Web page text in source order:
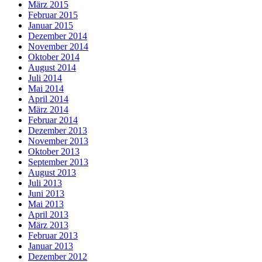
März 2015
Februar 2015
Januar 2015
Dezember 2014
November 2014
Oktober 2014
August 2014
Juli 2014
Mai 2014
April 2014
März 2014
Februar 2014
Dezember 2013
November 2013
Oktober 2013
September 2013
August 2013
Juli 2013
Juni 2013
Mai 2013
April 2013
März 2013
Februar 2013
Januar 2013
Dezember 2012